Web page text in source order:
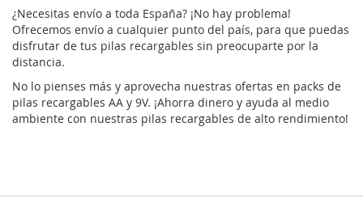
¿Necesitas envío a toda España? ¡No hay problema!
Ofrecemos envío a cualquier punto del país, para que puedas
disfrutar de tus pilas recargables sin preocuparte por la
distancia.
No lo pienses más y aprovecha nuestras ofertas en packs de
pilas recargables AA y 9V. ¡Ahorra dinero y ayuda al medio
ambiente con nuestras pilas recargables de alto rendimiento!